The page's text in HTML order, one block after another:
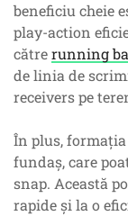
beneficiu cheie
play-action
cătrerunning
de linia de
receivers pe
În plus,
fundaș, care
snap. Această
rapide și la o